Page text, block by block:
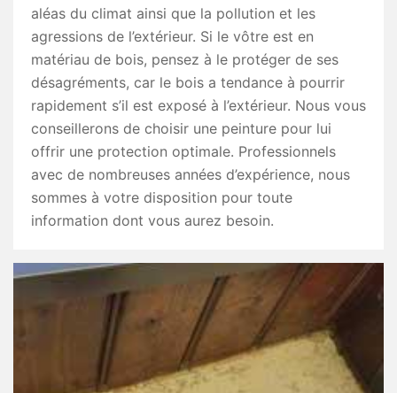
aléas du climat ainsi que la pollution et les
agressions de l’extérieur. Si le vôtre est en
matériau de bois, pensez à le protéger de ses
désagréments, car le bois a tendance à pourrir
rapidement s’il est exposé à l’extérieur. Nous vous
conseillerons de choisir une peinture pour lui
offrir une protection optimale. Professionnels
avec de nombreuses années d’expérience, nous
sommes à votre disposition pour toute
information dont vous aurez besoin.